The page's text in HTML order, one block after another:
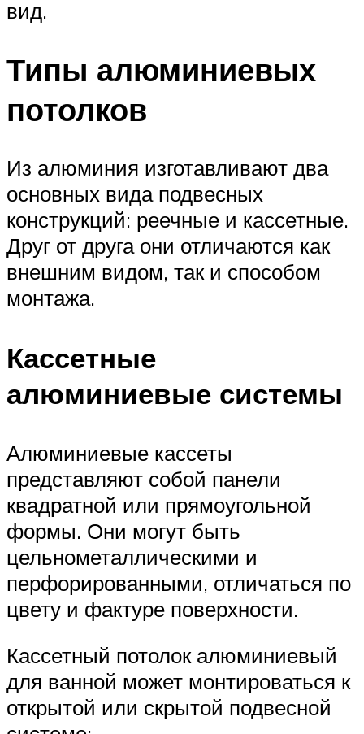
вид.
Типы алюминиевых
потолков
Из алюминия изготавливают два
основных вида подвесных
конструкций: реечные и кассетные.
Друг от друга они отличаются как
внешним видом, так и способом
монтажа.
Кассетные
алюминиевые системы
Алюминиевые кассеты
представляют собой панели
квадратной или прямоугольной
формы. Они могут быть
цельнометаллическими и
перфорированными, отличаться по
цвету и фактуре поверхности.
Кассетный потолок алюминиевый
для ванной может монтироваться к
открытой или скрытой подвесной